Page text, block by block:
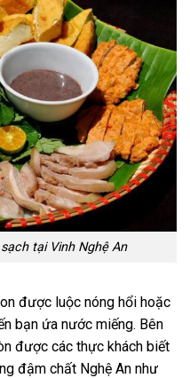
tại Vinh Nghệ An
được luộc nóng hổi hoặc
bạn ứa nước miếng. Bên
được các thực khách biết
đậm chất Nghệ An như